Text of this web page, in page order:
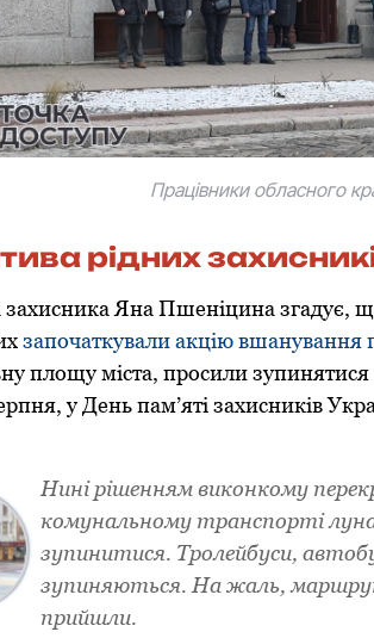
Працівники обласного
рідних
Яна Пшеніцина згадує,
започаткували акцію вшанування
площу міста, просили зупинятися
у День пам’яті захисників
Нині рішенням виконкому
комунальному транспорті
зупинитися. Тролейбуси,
зупиняються. На жаль,
прийшли.